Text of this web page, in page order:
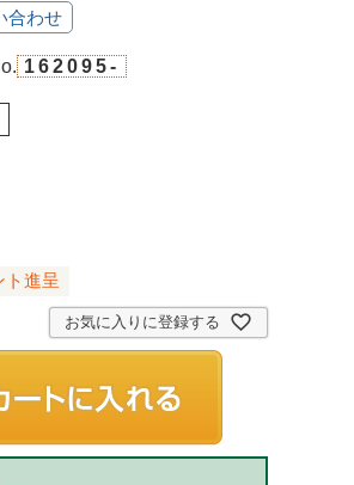
合わせ
162095-
ト進呈
お気に入りに登録する